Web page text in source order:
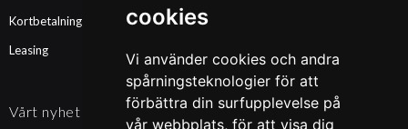
cookies
Vi använder cookies och andra
spårningsteknologier för att
förbättra din surfupplevelse på
vår webbplats, för att visa dig
Kortbetalning
Leasing
Vårt nyhetsbrev